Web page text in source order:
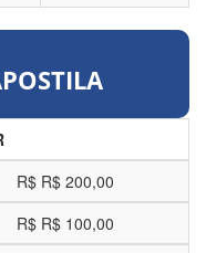
R$ R$ 200,00
R$ R$ 100,00